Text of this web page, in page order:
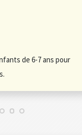
de 6-7 ans pour